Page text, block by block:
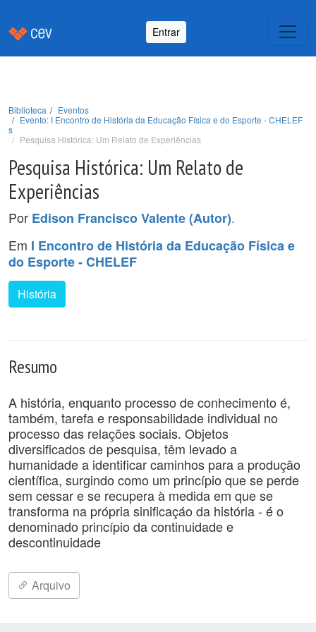
Entrar
Biblioteca
Eventos
Evento: I Encontro de História da Educação Física e do Esporte - CHELEF
s
Pesquisa Histórica: Um Relato de Experiências
Pesquisa Histórica: Um Relato de
Experiências
Por Edison Francisco Valente (Autor).
Em I Encontro de História da Educação Física e
do Esporte - CHELEF
História
Resumo
A história, enquanto processo de conhecimento é,
também, tarefa e responsabilidade individual no
processo das relações sociais. Objetos
diversificados de pesquisa, têm levado a
humanidade a identificar caminhos para a produção
científica, surgindo como um princípio que se perde
sem cessar e se recupera à medida em que se
transforma na própria sinificaçáo da história - é o
denominado princípio da continuidade e
descontinuidade
Arquivo